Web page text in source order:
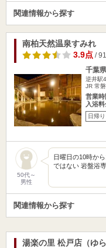
関連情報から探す
南柏天然温泉すみれ
3.9点/
千葉
逆井駅
JR 常
営業
入浴
日帰り
50代～
男性
日曜日の10時か
ではない 岩盤浴
関連情報から探す
湯楽の里 松戸店（ゆら